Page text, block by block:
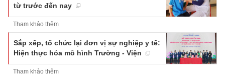
từ trước đến nay
Tham khảo thêm
Sắp xếp, tổ chức lại đơn vị sự nghiệp y tế:
Hiện thực hóa mô hình Trường - Viện
Tham khảo thêm